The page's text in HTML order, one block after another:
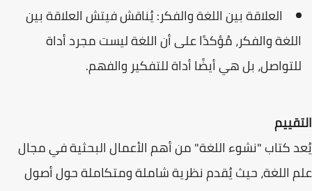
العلاقة بين اللغة والفكر: يُناقش فيتش العلاقة بين
اللغة والفكر، مُؤكدًا على أن اللغة ليست مجرد أداة
للتواصل، بل هي أيضًا أداة للتفكير والفهم.
التقييم
يُعد كتاب "نشوء اللغة" من أهم الأعمال البحثية في مجال
علم اللغة، حيث يُقدم نظرية شاملة ومتكاملة حول أصول